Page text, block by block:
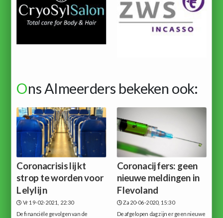
Ons Almeerders bekeken ook:
Coronacrisis lijkt
strop te worden voor
Lelylijn
Vr 19-02-2021, 22:30
De financiële gevolgen van de
Coronacijfers: geen
nieuwe meldingen in
Flevoland
Za 20-06-2020, 15:30
De afgelopen dag zijn er geen nieuwe